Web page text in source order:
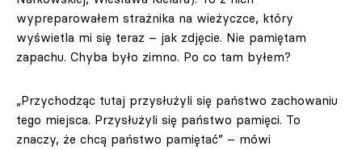
wypreparowałem strażnika na wieżyczce, który
wyświetla mi się teraz – jak zdjęcie. Nie pamiętam
zapachu. Chyba było zimno. Po co tam byłem?
„Przychodząc tutaj przysłużyli się państwo zachowaniu
tego miejsca. Przysłużyli się państwo pamięci. To
znaczy, że chcą państwo pamiętać” – mówi